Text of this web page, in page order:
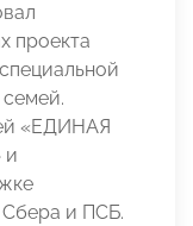
проекта
«ЕДИНАЯ
и
Сбера и ПСБ.